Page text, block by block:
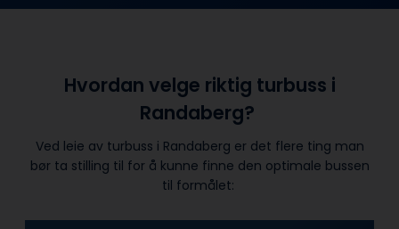
Hvordan velge riktig turbuss i
Randaberg?
Ved leie av turbuss i Randaberg er det flere ting man
bør ta stilling til for å kunne finne den optimale bussen
til formålet: